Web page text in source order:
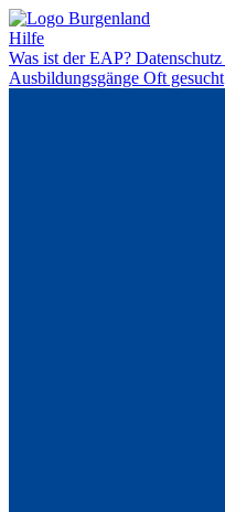
Hilfe
Was ist der EAP? Datenschutz
Ausbildungsgänge Oft gesucht